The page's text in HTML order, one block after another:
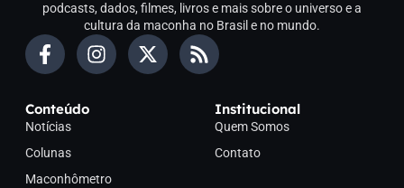
podcasts, dados, filmes, livros e mais sobre o universo e a
cultura da maconha no Brasil e no mundo.
Conteúdo
Notícias
Colunas
Maconhômetro
Institucional
Quem Somos
Contato